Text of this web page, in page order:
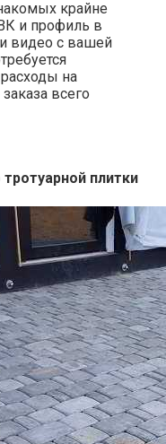
крайне
и профиль в
видео с вашей
на
всего
плитки